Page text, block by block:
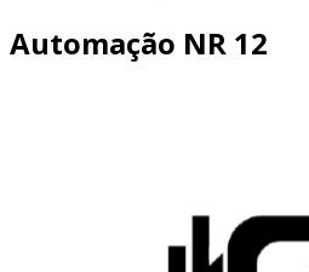
Automação NR 12